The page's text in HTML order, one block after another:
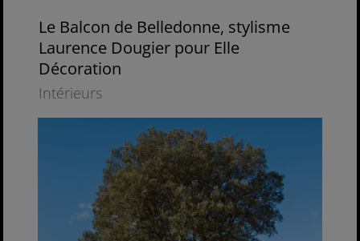
Le Balcon de Belledonne, stylisme
Laurence Dougier pour Elle
Décoration
Intérieurs